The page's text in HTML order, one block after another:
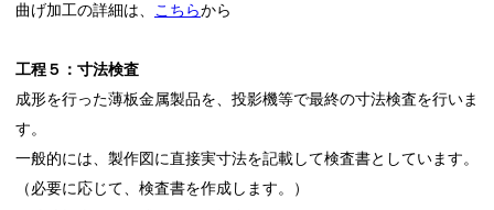
曲げ加工の詳細は、 こちらから
工程５：寸法検査
成形を行った薄板金属製品を、投影機等で最終の寸法検査を行いま
す。
一般的には、製作図に直接実寸法を記載して検査書としています。
（必要に応じて、検査書を作成します。）